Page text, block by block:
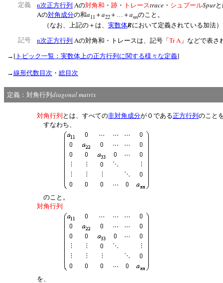
定義
n次正方行列 Aの対角和 ・ 跡 ・ トレースtrace ・ シュプールSpur
Aの対角成分の和a11 ＋ a22 ＋…＋ annのこと。
（なお、上記の＋は、 実数体Rにおいて定義されている加
記号 n次正方行列 Aの対角和・トレースは、記号「 Tr A 」などで表さ
→ [ トピック一覧：実数体上の正方行列に関する様々な定義]
→線形代数目次 ・ 総目次
定義：対角行列 diagonal matrix
対角行列 とは、すべての非対角成分が０である正方行列 のこと
すなわち、
のこと。
対角行列
を、